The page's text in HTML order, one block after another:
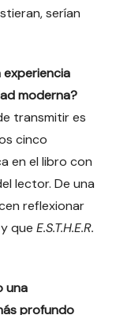
serían
moderna?
transmitir es
cinco
en el libro con
lector. De una
reflexionar
y queE.S.T.H.E.R.
una
profundo